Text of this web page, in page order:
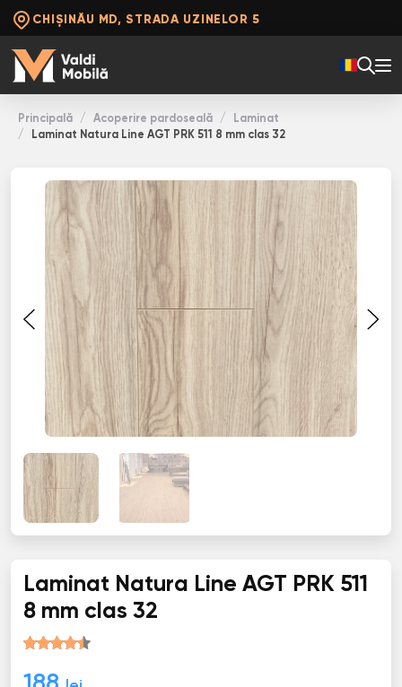
CHIȘINĂU MD, STRADA UZINELOR 5
Principală Acoperire pardoseală
Laminat
Laminat Natura Line AGT PRK 511 8 mm clas 32
Laminat Natura Line AGT PRK 511
8 mm clas 32